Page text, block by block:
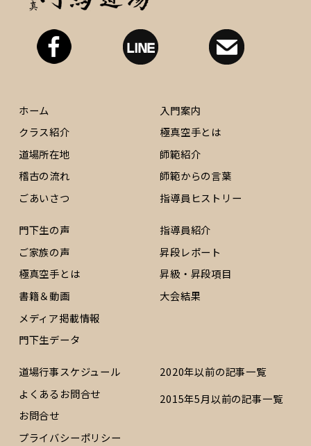
ホーム
クラス紹介
道場所在地
稽古の流れ
ごあいさつ
入門案内
極真空手とは
師範紹介
師範からの言葉
指導員ヒストリー
門下生の声
ご家族の声
極真空手とは
書籍＆動画
メディア掲載情報
門下生データ
指導員紹介
昇段レポート
昇級・昇段項目
大会結果
道場行事スケジュール
よくあるお問合せ
お問合せ
プライバシーポリシー
2020年以前の記事一覧
2015年5月以前の記事一覧